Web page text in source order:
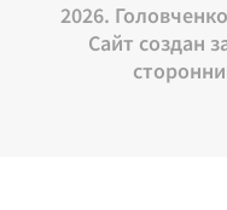
2026.
Сайт создан